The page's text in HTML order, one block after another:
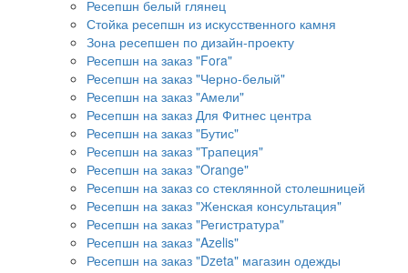
Ресепшн белый глянец
Стойка ресепшн из искусственного камня
Зона ресепшен по дизайн-проекту
Ресепшн на заказ "Fora"
Ресепшн на заказ "Черно-белый"
Ресепшн на заказ "Амели"
Ресепшн на заказ Для Фитнес центра
Ресепшн на заказ "Бутис"
Ресепшн на заказ "Трапеция"
Ресепшн на заказ "Orange"
Ресепшн на заказ со стеклянной столешницей
Ресепшн на заказ "Женская консультация"
Ресепшн на заказ "Регистратура"
Ресепшн на заказ "Azelis"
Ресепшн на заказ "Dzeta" магазин одежды